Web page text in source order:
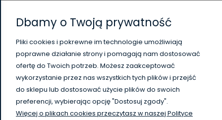
Informacje
O nas
Dbamy o Twoją prywatność
Pliki cookies i pokrewne im technologie umożliwiają
poprawne działanie strony i pomagają nam dostosować
ofertę do Twoich potrzeb. Możesz zaakceptować
wykorzystanie przez nas wszystkich tych plików i przejść
do sklepu lub dostosować użycie plików do swoich
preferencji, wybierając opcję "Dostosuj zgody".
Więcej o plikach cookies przeczytasz w naszej Polityce